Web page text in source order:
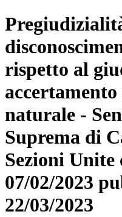
rispetto al
naturale -
Suprema di
Sezioni
07/02/2023
22/03/2023